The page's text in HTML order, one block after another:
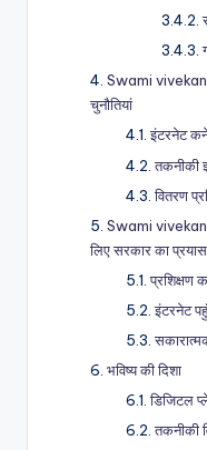
Swami
चुनौतियां
इंटरनेट
तकनीकी
वितरण
Swami
लिए सरकार का प्रयास
प्रशिक्षण
इंटरनेट
भविष्य की दिशा
डिजिटल
तकनीकी